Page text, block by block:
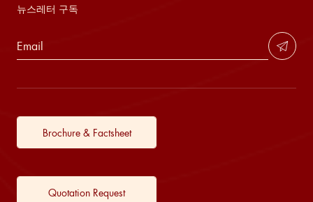
뉴스레터 구독
Brochure & Factsheet
Quotation Request